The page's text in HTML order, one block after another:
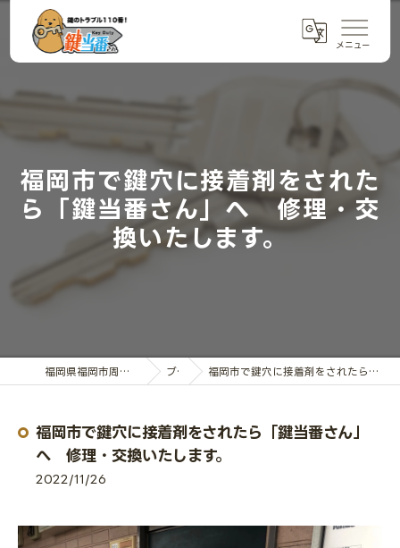
福岡市で鍵穴に接着剤をされた
ら「鍵当番さん」へ 修理・交
換いたします。
福岡県福岡市周辺の鍵交換なら鍵当番さん ブログ 福岡市で鍵穴に接着剤をされたら「鍵当番さん」へ 修理・交換いたします。
福岡市で鍵穴に接着剤をされたら「鍵当番さん」
へ 修理・交換いたします。
2022/11/26